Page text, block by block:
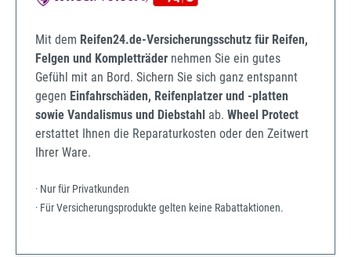
Mit dem Reifen24.de-Versicherungsschutz für Reifen,
Felgen und Kompletträder nehmen Sie ein gutes
Gefühl mit an Bord. Sichern Sie sich ganz entspannt
gegen Einfahrschäden, Reifenplatzer und -platten
sowie Vandalismus und Diebstahl ab. Wheel Protect
erstattet Ihnen die Reparaturkosten oder den Zeitwert
Ihrer Ware.
· Nur für Privatkunden
· Für Versicherungsprodukte gelten keine Rabattaktionen.